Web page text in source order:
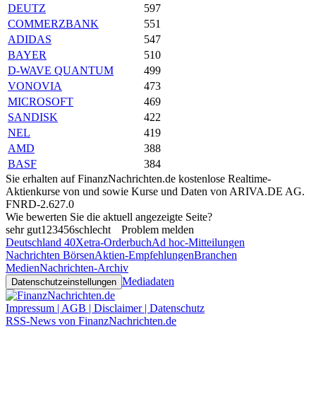
DEUTZ
597
COMMERZBANK
551
ADIDAS
547
BAYER
510
D-WAVE QUANTUM
499
VONOVIA
473
MICROSOFT
469
SANDISK
422
NEL
419
AMD
388
BASF
384
Sie erhalten auf FinanzNachrichten.de kostenlose Realtime-
Aktienkurse von und sowie Kurse und Daten von ARIVA.DE AG.
FNRD-2.627.0
Wie bewerten Sie die aktuell angezeigte Seite?
sehr gut1 23456schlecht
Problem melden
Deutschland 40Xetra-OrderbuchAd hoc-Mitteilungen
Nachrichten BörsenAktien-EmpfehlungenBranchen
MedienNachrichten-Archiv
Datenschutzeinstellungen Mediadaten
Impressum | AGB | Disclaimer | Datenschutz
RSS-News von FinanzNachrichten.de